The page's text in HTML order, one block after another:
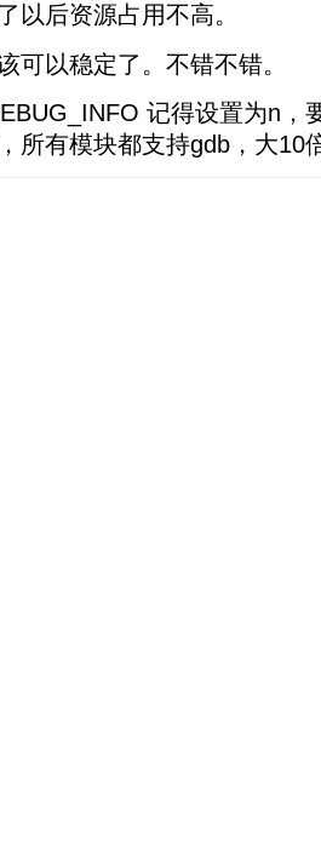
以后资源占用不高。
可以稳定了。不错不错。
记得设置为n，
所有模块都支持gdb，大10